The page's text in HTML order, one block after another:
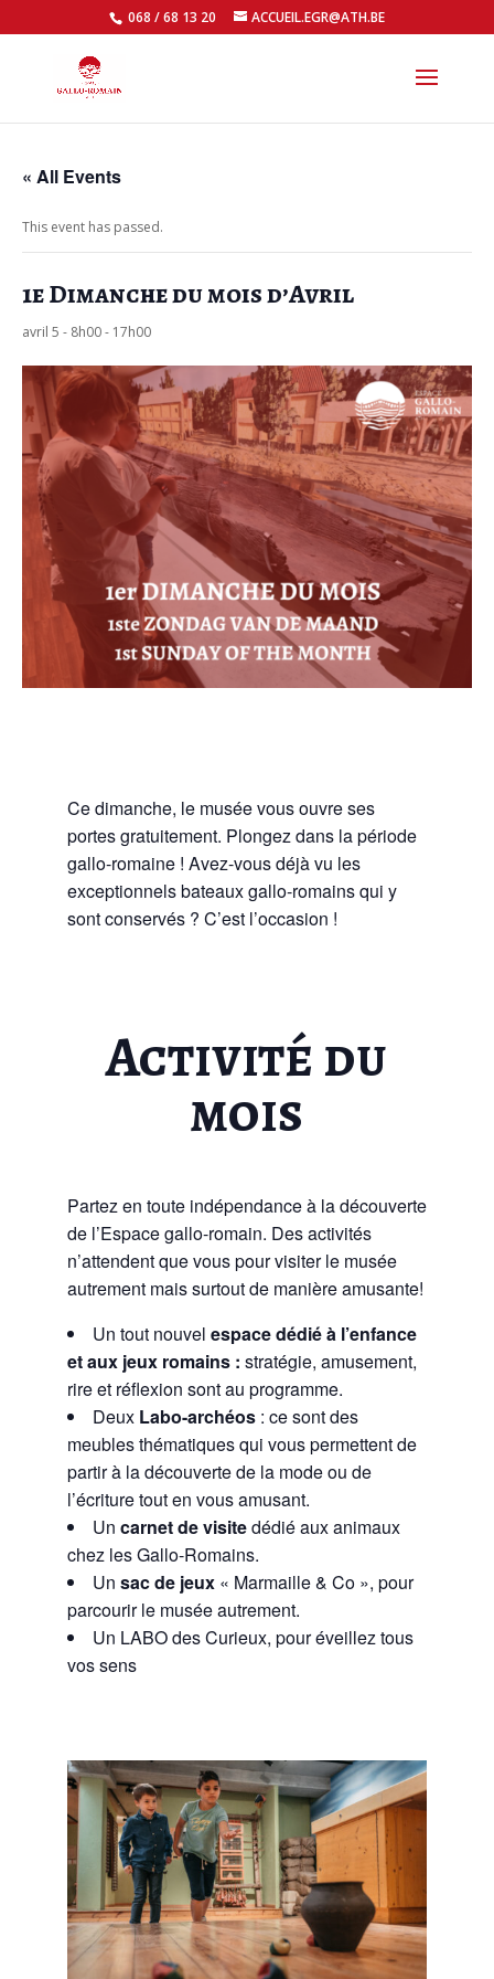
068 / 68 13 20 ACCUEIL.EGR@ATH.BE
« All Events
This event has passed.
1e Dimanche du mois d’Avril
avril 5 - 8h00- 17h00
Ce dimanche, le musée vous ouvre ses
portes gratuitement. Plongez dans la période
gallo-romaine ! Avez-vous déjà vu les
exceptionnels bateaux gallo-romains qui y
sont conservés ? C’est l’occasion !
Activité du
mois
Partez en toute indépendance à la découverte
de l’Espace gallo-romain. Des activités
n’attendent que vous pour visiter le musée
autrement mais surtout de manière amusante!
Un tout nouvel espace dédié à l’enfance
et aux jeux romains : stratégie, amusement,
rire et réflexion sont au programme.
Deux Labo-archéos : ce sont des
meubles thématiques qui vous permettent de
partir à la découverte de la mode ou de
l’écriture tout en vous amusant.
Un carnet de visitedédié aux animaux
chez les Gallo-Romains.
Un sac de jeux « Marmaille & Co », pour
parcourir le musée autrement.
Un LABO des Curieux, pour éveillez tous
vos sens